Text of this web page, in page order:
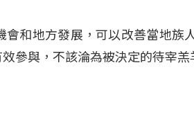
和地方發展，可以改善當地族
參與，不該淪為被決定的待宰羔